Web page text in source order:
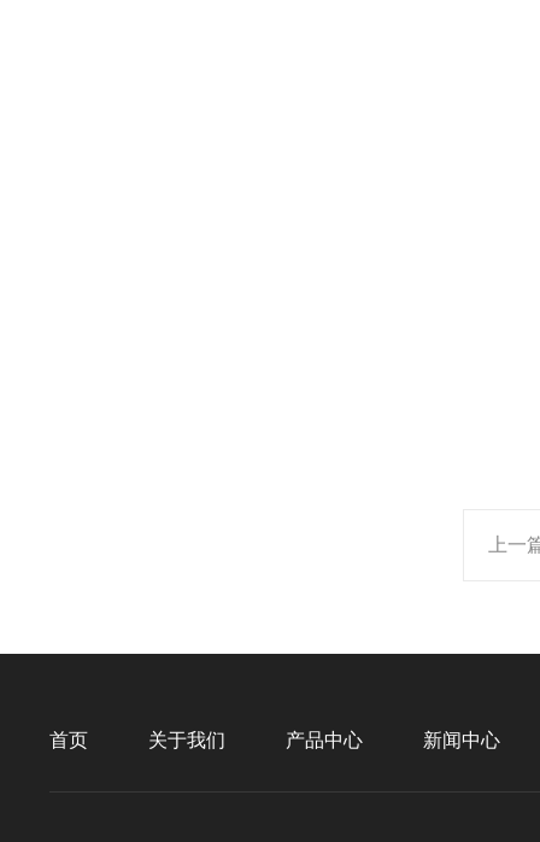
上一
首页 关于我们 产品中心 新闻中心